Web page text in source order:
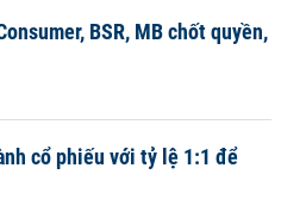
BSR, MB chốt quyền,
cổ phiếu với tỷ lệ 1:1 để